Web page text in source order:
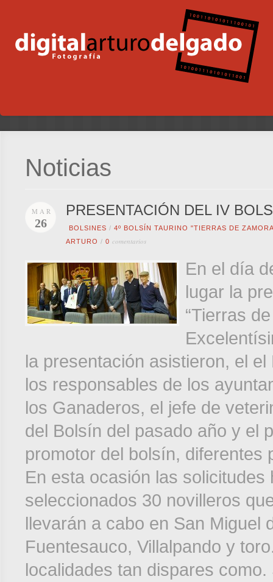
Noticias
MAR
26
PRESENTACIÓN DEL IV
BOLSINES / 4º BOLSÍN TAURINO "TIERRAS DE
ARTURO / 0 comentarios
En el día
lugar la
“Tierras
la presentación asistieron, el
los responsables de los
los Ganaderos, el jefe de
del Bolsín del pasado año y el
promotor del bolsín, diferentes
En esta ocasión las
seleccionados 30 novilleros
llevarán a cabo en San Miguel
Fuentesauco, Villalpando y
localidades tan dispares